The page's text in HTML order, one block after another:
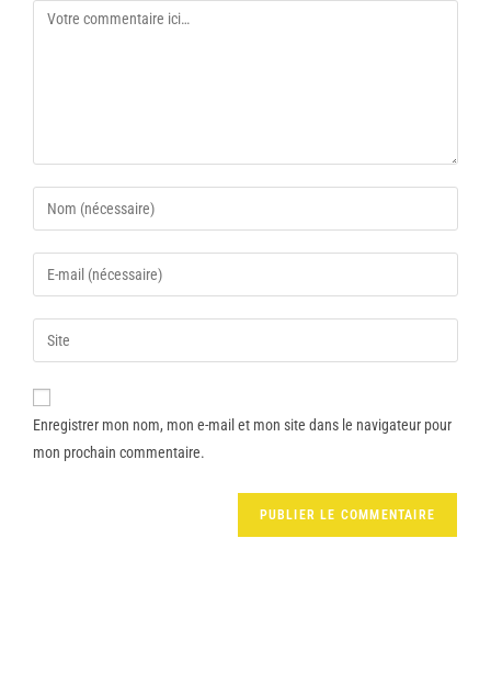
Enregistrer mon nom, mon e-mail et mon site dans le navigateur pour
mon prochain commentaire.